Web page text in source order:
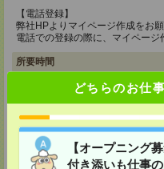
どちらのお仕
【オープニング
付き添いも仕事
【電話登録】
弊社HPよりマイページ作成をお
電話での登録の際に、マイページ
所要時間
【電話登録】30分程度
・経験やご希望などをインタビュー
登録場所
CS大阪支店